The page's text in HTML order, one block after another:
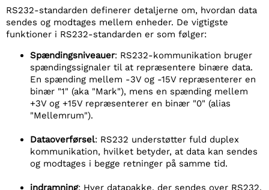
RS232-standarden definerer detaljerne om, hvordan data
sendes og modtages mellem enheder. De vigtigste
funktioner i RS232-standarden er som følger:
Spændingsniveauer: RS232-kommunikation bruger
spændingssignaler til at repræsentere binære data.
En spænding mellem -3V og -15V repræsenterer en
binær "1" (aka "Mark"), mens en spænding mellem
+3V og +15V repræsenterer en binær "0" (alias
"Mellemrum").
Dataoverførsel: RS232 understøtter fuld duplex
kommunikation, hvilket betyder, at data kan sendes
og modtages i begge retninger på samme tid.
indramning: Hver datapakke, der sendes over RS232,